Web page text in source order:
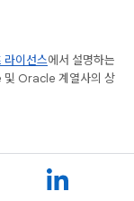
라이선스에서 설명하는
및 Oracle 계열사의 상